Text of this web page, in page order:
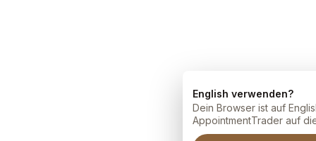
English verwenden?
Dein Browser ist auf
AppointmentTrader auf